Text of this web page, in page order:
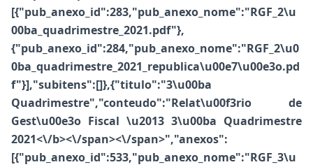
[{"pub_anexo_id":283,"pub_anexo_nome":"RGF_2\u
00ba_quadrimestre_2021.pdf"},
{"pub_anexo_id":284,"pub_anexo_nome":"RGF_2\u0
0ba_quadrimestre_2021_republica\u00e7\u00e3o.pd
f"}],"subitens":[]},{"titulo":"3\u00ba
Quadrimestre","conteudo":"Relat\u00f3rio de
Gest\u00e3o Fiscal \u2013 3\u00ba Quadrimestre
2021<\/b><\/span><\/span>","anexos":
[{"pub_anexo_id":533,"pub_anexo_nome":"RGF_3\u